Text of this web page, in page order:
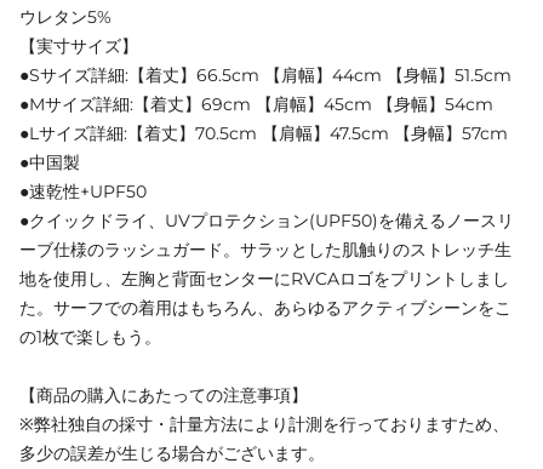
ウレタン5%
【実寸サイズ】
●Sサイズ詳細:【着丈】66.5cm 【肩幅】44cm 【身幅】51.5cm
●Mサイズ詳細:【着丈】69cm 【肩幅】45cm 【身幅】54cm
●Lサイズ詳細:【着丈】70.5cm 【肩幅】47.5cm 【身幅】57cm
●中国製
●速乾性+UPF50
●クイックドライ、UVプロテクション(UPF50)を備えるノースリ
ーブ仕様のラッシュガード。サラッとした肌触りのストレッチ生
地を使用し、左胸と背面センターにRVCAロゴをプリントしまし
た。サーフでの着用はもちろん、あらゆるアクティブシーンをこ
の1枚で楽しもう。
【商品の購入にあたっての注意事項】
※弊社独自の採寸・計量方法により計測を行っておりますため、
多少の誤差が生じる場合がございます。